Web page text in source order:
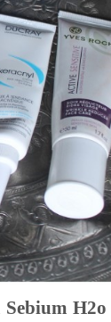
Sebium H2o